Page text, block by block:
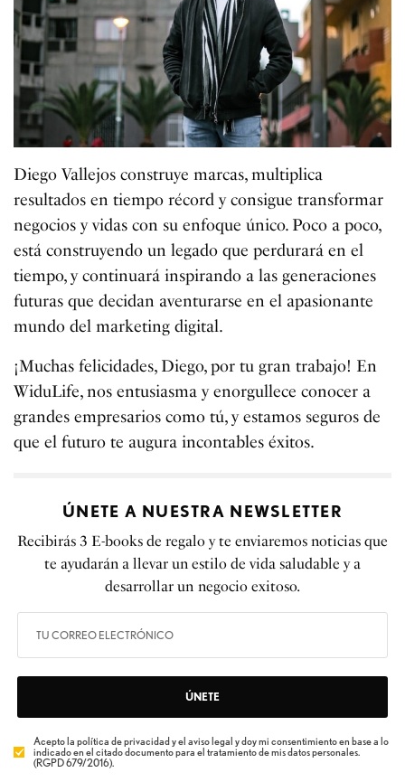
Diego Vallejos construye marcas, multiplica
resultados en tiempo récord y consigue transformar
negocios y vidas con su enfoque único. Poco a poco,
está construyendo un legado que perdurará en el
tiempo, y continuará inspirando a las generaciones
futuras que decidan aventurarse en el apasionante
mundo del marketing digital.
¡Muchas felicidades, Diego, por tu gran trabajo! En
WiduLife, nos entusiasma y enorgullece conocer a
grandes empresarios como tú, y estamos seguros de
que el futuro te augura incontables éxitos.
ÚNETE A NUESTRA NEWSLETTER
Recibirás 3 E-books de regalo y te enviaremos noticias que
te ayudarán a llevar un estilo de vida saludable y a
desarrollar un negocio exitoso.
ÚNETE
Acepto la política de privacidad y el aviso legal y doy mi consentimiento en base a lo
indicado en el citado documento para el tratamiento de mis datos personales.
(RGPD 679/2016).